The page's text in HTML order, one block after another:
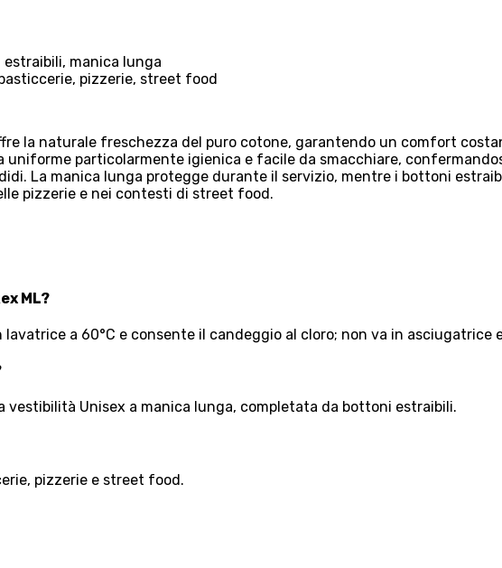
manica lunga
pizzerie, street food
la naturale freschezza del puro cotone, garantendo un comfort
uniforme particolarmente igienica e facile da smacchiare,
La manica lunga protegge durante il servizio, mentre i bottoni
pizzerie e nei contesti di street food.
ML?
lavatrice a 60°C e consente il candeggio al cloro; non va in asciugatrice
vestibilità Unisex a manica lunga, completata da bottoni estraibili.
pizzerie e street food.